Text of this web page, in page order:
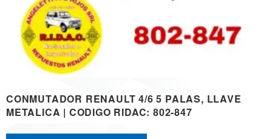
CONMUTADOR RENAULT 4/6 5 PALAS, LLAVE
METALICA | CODIGO RIDAC: 802-847